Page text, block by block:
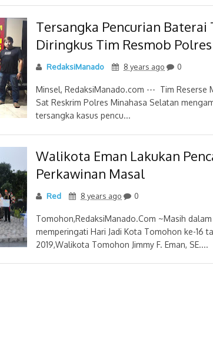
Tersangka Pencurian Baterai
Diringkus Tim Resmob
RedaksiManado 8 years ago 0
Minsel, RedaksiManado.com --- Tim Reserse
Sat Reskrim Polres Minahasa Selatan
tersangka kasus pencu...
Walikota Eman Lakukan
Perkawinan Masal
Red 8 years ago 0
Tomohon,RedaksiManado.Com ~Masih
memperingati Hari Jadi Kota Tomohon ke-16
2019,Walikota Tomohon Jimmy F. Eman, SE....